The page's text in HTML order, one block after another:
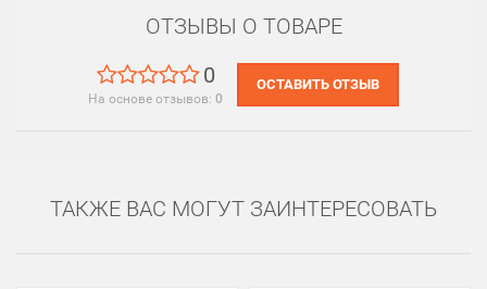
ОТЗЫВЫ О ТОВАРЕ
0
На основе отзывов: 0
ОСТАВИТЬ ОТЗЫВ
ТАКЖЕ ВАС МОГУТ ЗАИНТЕРЕСОВАТЬ